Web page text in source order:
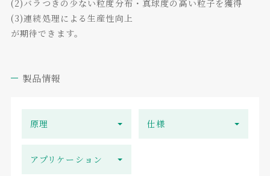
(2)バラつきの少ない粒度分布・真球度の高い粒子を獲得
(3)連続処理による生産性向上
が期待できます。
製品情報
原理 仕様
アプリケーション